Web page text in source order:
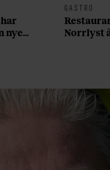
nye
GASTRO
Norrlyst